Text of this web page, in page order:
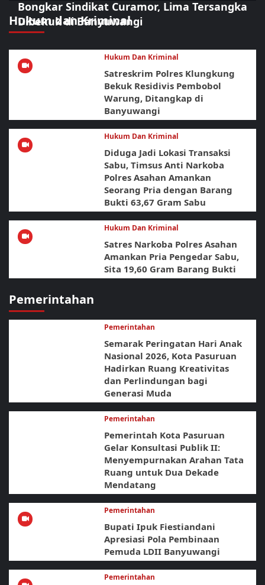
Hukum dan Kriminal
Bongkar Sindikat Curamor, Lima Tersangka
Dibekuk di Banyuwangi
Hukum Dan Kriminal
Satreskrim Polres Klungkung
Bekuk Residivis Pembobol
Warung, Ditangkap di
Banyuwangi
Hukum Dan Kriminal
Diduga Jadi Lokasi Transaksi
Sabu, Timsus Anti Narkoba
Polres Asahan Amankan
Seorang Pria dengan Barang
Bukti 63,67 Gram Sabu
Hukum Dan Kriminal
Satres Narkoba Polres Asahan
Amankan Pria Pengedar Sabu,
Sita 19,60 Gram Barang Bukti
Pemerintahan
Pemerintahan
Semarak Peringatan Hari Anak
Nasional 2026, Kota Pasuruan
Hadirkan Ruang Kreativitas
dan Perlindungan bagi
Generasi Muda
Pemerintahan
Pemerintah Kota Pasuruan
Gelar Konsultasi Publik II:
Menyempurnakan Arahan Tata
Ruang untuk Dua Dekade
Mendatang
Pemerintahan
Bupati Ipuk Fiestiandani
Apresiasi Pola Pembinaan
Pemuda LDII Banyuwangi
Pemerintahan